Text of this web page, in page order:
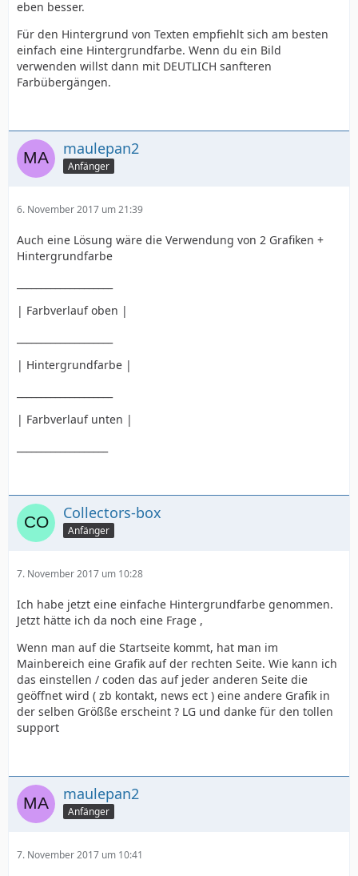
eben besser.
Für den Hintergrund von Texten empfiehlt sich am besten
einfach eine Hintergrundfarbe. Wenn du ein Bild
verwenden willst dann mit DEUTLICH sanfteren
Farbübergängen.
maulepan2
Anfänger
6. November 2017 um 21:39
Auch eine Lösung wäre die Verwendung von 2 Grafiken +
Hintergrundfarbe
| Farbverlauf oben |
| Hintergrundfarbe |
| Farbverlauf unten |
Collectors-box
Anfänger
7. November 2017 um 10:28
Ich habe jetzt eine einfache Hintergrundfarbe genommen.
Jetzt hätte ich da noch eine Frage ,
Wenn man auf die Startseite kommt, hat man im
Mainbereich eine Grafik auf der rechten Seite. Wie kann ich
das einstellen / coden das auf jeder anderen Seite die
geöffnet wird ( zb kontakt, news ect ) eine andere Grafik in
der selben Größße erscheint ? LG und danke für den tollen
support
maulepan2
Anfänger
7. November 2017 um 10:41